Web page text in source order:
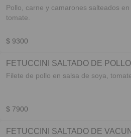
Pollo, carne y camarones salteados
tomate.
$ 9300
FETUCCINI SALTADO DE POLLO
Filete de pollo en salsa de soya,
$ 7900
FETUCCINI SALTADO DE